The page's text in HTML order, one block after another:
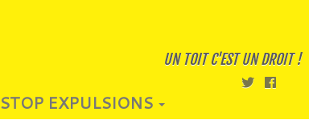
UN TOIT C'EST UN DROIT !
STOP EXPULSIONS